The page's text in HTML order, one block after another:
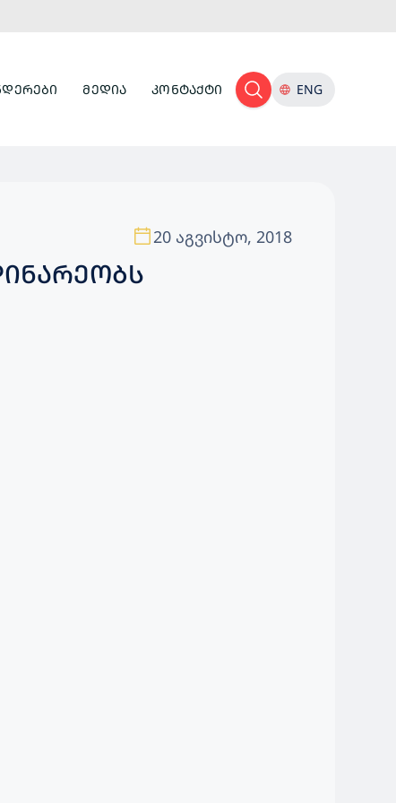
ᲛᲔᲓᲘᲐ ᲙᲝᲜᲢᲐᲥᲢᲘ ENG
20 აგვისტო, 2018